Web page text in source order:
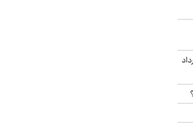
امروز پنجشنبه ۱۵ مرداد